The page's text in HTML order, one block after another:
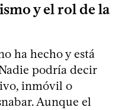
y el rol de la
ha hecho y está
podría decir
inmóvil o
Aunque el